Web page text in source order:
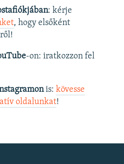
: kérje
, hogy elsőként
-on: iratkozzon fel
is: kövesse
oldalunkat! ​